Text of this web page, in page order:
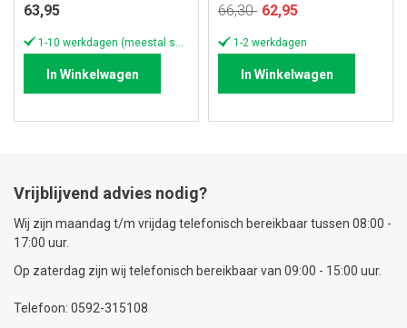
63,95
1-10 werkdagen (meestal sneller)
In Winkelwagen
66,30 Speciale
62,95
1-2 werkdagen
In Winkelwagen
Vrijblijvend advies nodig?
Wij zijn maandag t/m vrijdag telefonisch bereikbaar tussen 08:00 -
17:00 uur.
Op zaterdag zijn wij telefonisch bereikbaar van 09:00 - 15:00 uur.
Telefoon: 0592-315108